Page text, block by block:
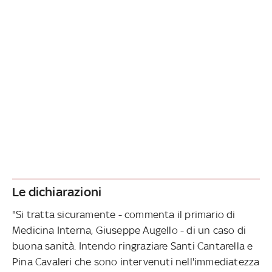
Le dichiarazioni
"Si tratta sicuramente - commenta il primario di
Medicina Interna, Giuseppe Augello - di un caso di
buona sanità. Intendo ringraziare Santi Cantarella e
Pina Cavaleri che sono intervenuti nell'immediatezza